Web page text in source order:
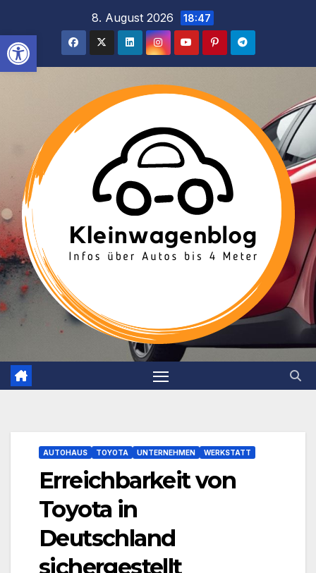
Werkzeugleiste öffnen
springen
8. August 2026 18:47
AUTOHAUS TOYOTA UNTERNEHMEN WERKSTATT
Erreichbarkeit von
Toyota in
Deutschland
sichergestellt